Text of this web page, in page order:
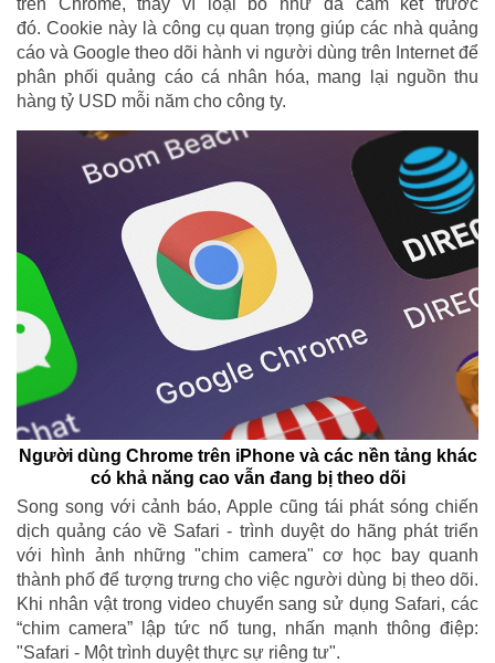
trên Chrome, thay vì loại bỏ như đã cam kết trước
đó. Cookie này là công cụ quan trọng giúp các nhà quảng
cáo và Google theo dõi hành vi người dùng trên Internet để
phân phối quảng cáo cá nhân hóa, mang lại nguồn thu
hàng tỷ USD mỗi năm cho công ty.
Người dùng Chrome trên iPhone và các nền tảng khác
có khả năng cao vẫn đang bị theo dõi
Song song với cảnh báo, Apple cũng tái phát sóng chiến
dịch quảng cáo về Safari - trình duyệt do hãng phát triển
với hình ảnh những "chim camera" cơ học bay quanh
thành phố để tượng trưng cho việc người dùng bị theo dõi.
Khi nhân vật trong video chuyển sang sử dụng Safari, các
“chim camera” lập tức nổ tung, nhấn mạnh thông điệp:
"Safari - Một trình duyệt thực sự riêng tư".